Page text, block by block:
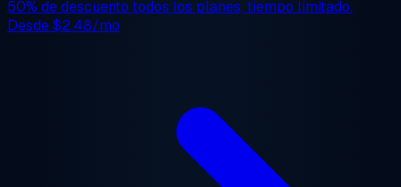
50% de descuento todos los planes, tiempo limitado.
Desde$2.48/mo